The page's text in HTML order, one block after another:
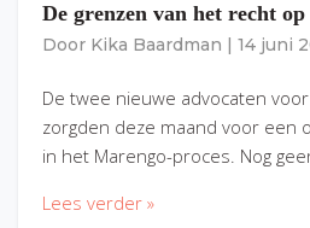
De grenzen van het recht
Door Kika Baardman 14 juni
De twee nieuwe advocaten voor
zorgden deze maand voor een
in het Marengo-proces. Nog
Lees verder »